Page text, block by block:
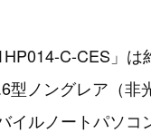
C-CES」
型ノングレア（非
イルノートパソコ